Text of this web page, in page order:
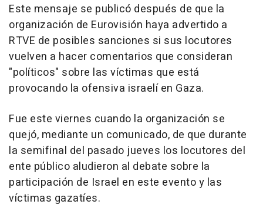
Este mensaje se publicó después de que la
organización de Eurovisión haya advertido a
RTVE de posibles sanciones si sus locutores
vuelven a hacer comentarios que consideran
"políticos" sobre las víctimas que está
provocando la ofensiva israelí en Gaza.
Fue este viernes cuando la organización se
quejó, mediante un comunicado, de que durante
la semifinal del pasado jueves los locutores del
ente público aludieron al debate sobre la
participación de Israel en este evento y las
víctimas gazatíes.